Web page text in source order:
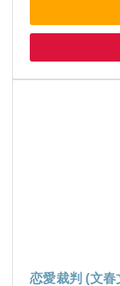
恋愛裁判 (文春